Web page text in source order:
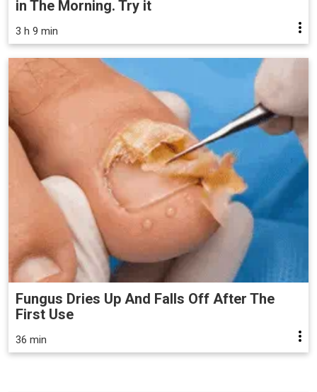
in The Morning. Try it
3 h 9 min
Fungus Dries Up And Falls Off After The
First Use
36 min